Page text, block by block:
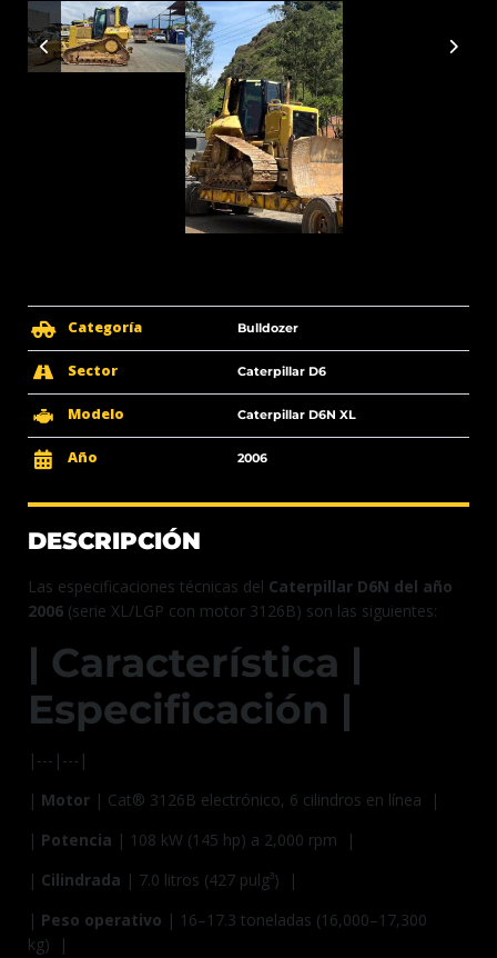
Categoría Bulldozer
Sector Caterpillar D6
Modelo Caterpillar D6N XL
Año 2006
DESCRIPCIÓN
Las especificaciones técnicas del Caterpillar D6N del año
2006 (serie XL/LGP con motor 3126B) son las siguientes:
| Característica |
Especificación |
|---|---|
| Motor | Cat® 3126B electrónico, 6 cilindros en línea |
| Potencia | 108 kW (145 hp) a 2,000 rpm |
| Cilindrada | 7.0 litros (427 pulg³) |
| Peso operativo | 16–17.3 toneladas (16,000–17,300
kg) |